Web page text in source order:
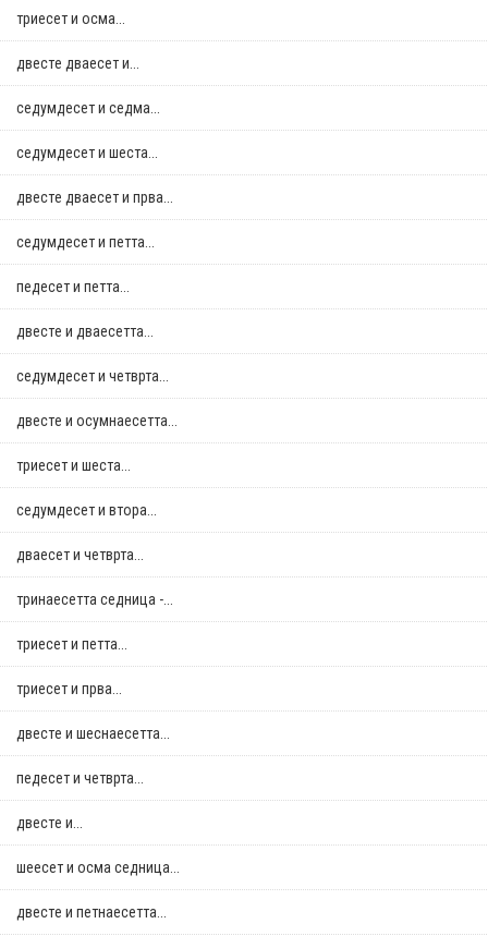
триесет и осма...
двестe дваесет и...
седумдесет и седма...
седумдесет и шеста...
двестe дваесет и прва...
седумдесет и петта...
педесет и петта...
двестe и дваесетта...
седумдесет и четврта...
двестe и осумнaесетта...
триесет и шеста...
седумдесет и втора...
дваесет и четврта...
тринаесетта седница -...
триесет и петта...
триесет и прва...
двестe и шеснаесетта...
педесет и четврта...
двестe и...
шеесет и осма седница...
двестe и петнаесетта...